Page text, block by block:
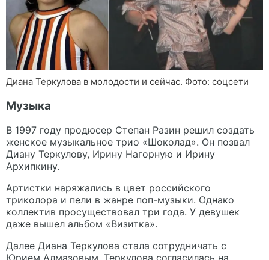
Диана Теркулова в молодости и сейчас. Фото: соцсети
Музыка
В 1997 году продюсер Степан Разин решил создать
женское музыкальное трио «Шоколад». Он позвал
Диану Теркулову, Ирину Нагорную и Ирину
Архипкину.
Артистки наряжались в цвет российского
триколора и пели в жанре поп-музыки. Однако
коллектив просуществовал три года. У девушек
даже вышел альбом «Визитка».
Далее Диана Теркулова стала сотрудничать с